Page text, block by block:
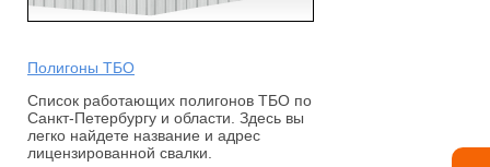
Полигоны ТБО
Список работающих полигонов ТБО по
Санкт-Петербургу и области. Здесь вы
легко найдете название и адрес
лицензированной свалки.